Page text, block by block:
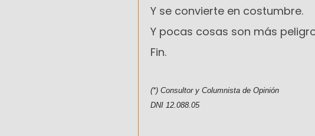
Y se convierte en costumbre.
Y pocas cosas son más
Fin.
(*) Consultor y Columnista de Opinión
DNI 12.088.05